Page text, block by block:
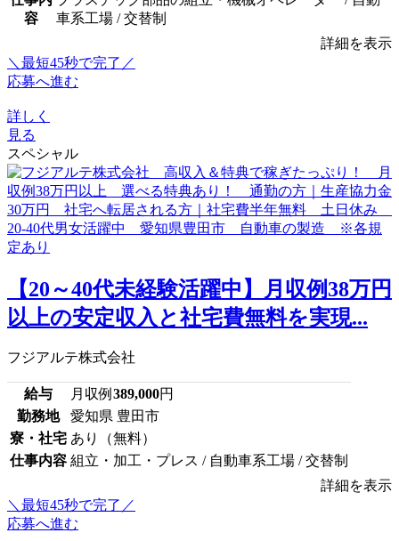
容
車系工場 / 交替制
詳細を表示
＼最短45秒で完了／
応募へ進む
詳しく
見る
スペシャル
【20～40代未経験活躍中】月収例38万円
以上の安定収入と社宅費無料を実現...
フジアルテ株式会社
給与 月収例 389,000円
勤務地
愛知県 豊田市
寮・社宅 あり（無料）
仕事内容 組立・加工・プレス / 自動車系工場 / 交替制
詳細を表示
＼最短45秒で完了／
応募へ進む